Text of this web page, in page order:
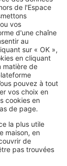
: ce que
de faire… ou